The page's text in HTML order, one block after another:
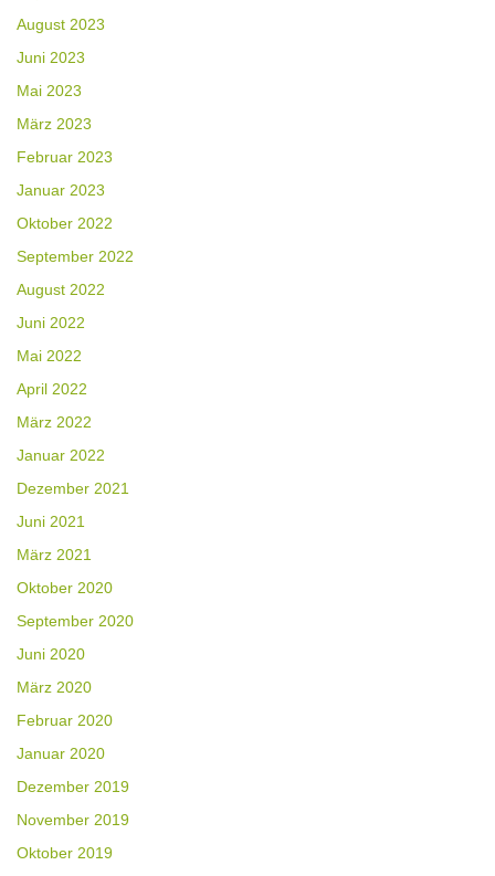
August 2023
Juni 2023
Mai 2023
März 2023
Februar 2023
Januar 2023
Oktober 2022
September 2022
August 2022
Juni 2022
Mai 2022
April 2022
März 2022
Januar 2022
Dezember 2021
Juni 2021
März 2021
Oktober 2020
September 2020
Juni 2020
März 2020
Februar 2020
Januar 2020
Dezember 2019
November 2019
Oktober 2019